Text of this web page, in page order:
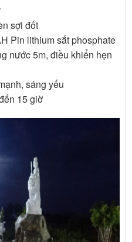
sợi đốt
Pin lithium sắt phosphate
nước 5m, điều khiển hẹn
sáng yếu
15 giờ